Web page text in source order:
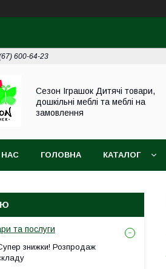
600-64-23
Сезон Іграшок Дитячі товари,
дошкільні меблі та меблі на
замовлення
ГОЛОВНА КАТАЛОГ
та послуги
знижки! Розпродаж